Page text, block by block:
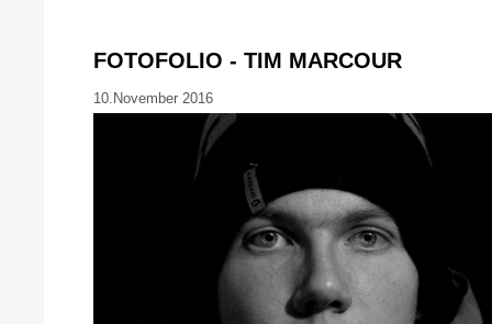
FOTOFOLIO - TIM MARCOUR
10.November 2016